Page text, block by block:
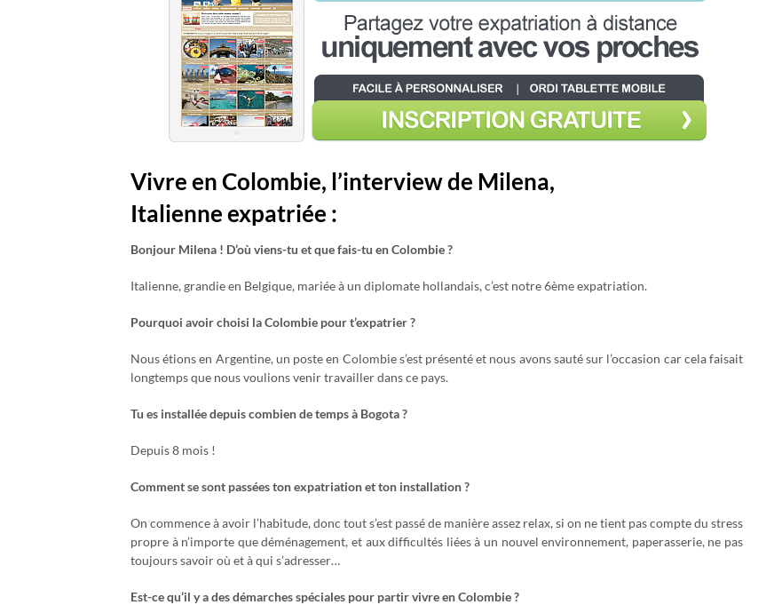
Vivre en Colombie, l’interview de Milena,
Italienne expatriée :
Bonjour Milena ! D’où viens-tu et que fais-tu en Colombie ?
Italienne, grandie en Belgique, mariée à un diplomate hollandais, c’est notre 6ème expatriation.
Pourquoi avoir choisi la Colombie pour t’expatrier ?
Nous étions en Argentine, un poste en Colombie s’est présenté et nous avons sauté sur l’occasion car cela faisait
longtemps que nous voulions venir travailler dans ce pays.
Tu es installée depuis combien de temps à Bogota ?
Depuis 8 mois !
Comment se sont passées ton expatriation et ton installation ?
On commence à avoir l’habitude, donc tout s’est passé de manière assez relax, si on ne tient pas compte du stress
propre à n’importe que déménagement, et aux difficultés liées à un nouvel environnement, paperasserie, ne pas
toujours savoir où et à qui s’adresser…
Est-ce qu’il y a des démarches spéciales pour partir vivre en Colombie ?